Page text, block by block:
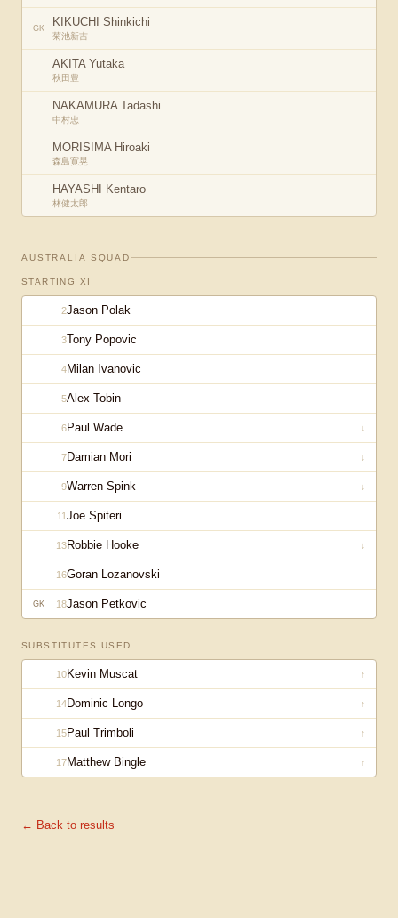
GK KIKUCHI Shinkichi
菊池新吉
AKITA Yutaka
秋田豊
NAKAMURA Tadashi
中村忠
MORISIMA Hiroaki
森島寛晃
HAYASHI Kentaro
林健太郎
AUSTRALIA SQUAD
STARTING XI
2Jason Polak
3Tony Popovic
4Milan Ivanovic
5Alex Tobin
6Paul Wade ↓
7Damian Mori ↓
9Warren Spink ↓
11Joe Spiteri
13Robbie Hooke ↓
16Goran Lozanovski
GK 18Jason Petkovic
SUBSTITUTES USED
10Kevin Muscat ↑
14Dominic Longo ↑
15Paul Trimboli ↑
17Matthew Bingle ↑
← Back to results